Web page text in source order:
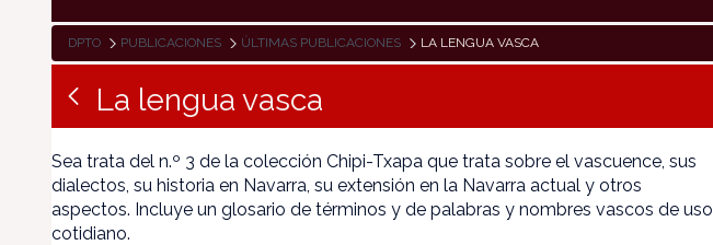
DPTO PUBLICACIONES ÚLTIMAS PUBLICACIONES LA LENGUA VASCA
La lengua vasca
Sea trata del n.º 3 de la colección Chipi-Txapa que trata sobre el vascuence, sus
dialectos, su historia en Navarra, su extensión en la Navarra actual y otros
aspectos. Incluye un glosario de términos y de palabras y nombres vascos de uso
cotidiano.